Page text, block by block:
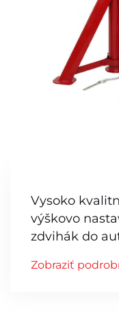
Vysoko
výškovo
zdvihák do
Zobraziť